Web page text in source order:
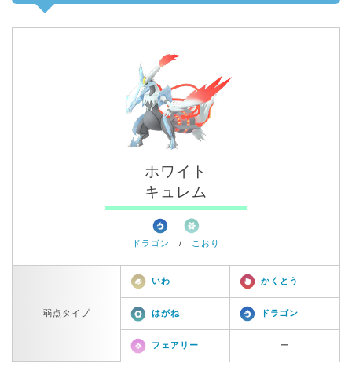
ホワイト
キュレム
ドラゴン / こおり
弱点タイプ
いわ かくとう
はがね ドラゴン
フェアリー ー